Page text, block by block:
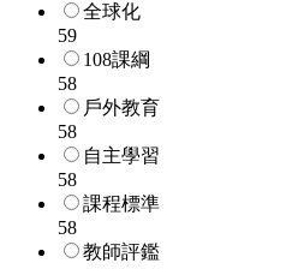
全球化
59
108課綱
58
戶外教育
58
自主學習
58
課程標準
58
教師評鑑